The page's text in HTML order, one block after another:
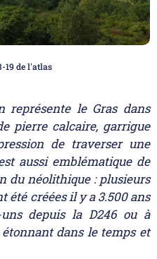
19 de l'atlas
représente le Gras dans
pierre calcaire, garrigue
de traverser une
aussi emblématique de
du néolithique : plusieurs
été créées il y a 3.500 ans
depuis la D246 ou à
dans le temps et